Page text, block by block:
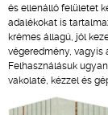
és ellenálló felületet
adalékokat is
krémes állagú, jól
végeredmény, vagyis
Felhasználásuk
vakolaté, kézzel és